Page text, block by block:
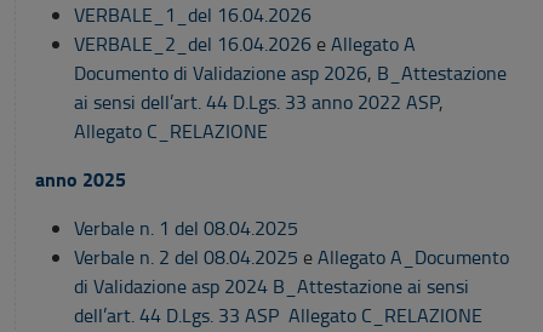
VERBALE_1_del 16.04.2026
VERBALE_2_del 16.04.2026 eAllegato A
Documento di Validazione asp 2026, B_Attestazione
ai sensi dell’art. 44 D.Lgs. 33 anno 2022 ASP,
Allegato C_RELAZIONE
anno 2025
Verbale n. 1 del 08.04.2025
Verbale n. 2 del 08.04.2025 eAllegato A_Documento
di Validazione asp 2024 B_Attestazione ai sensi
dell’art. 44 D.Lgs. 33 ASP Allegato C_RELAZIONE